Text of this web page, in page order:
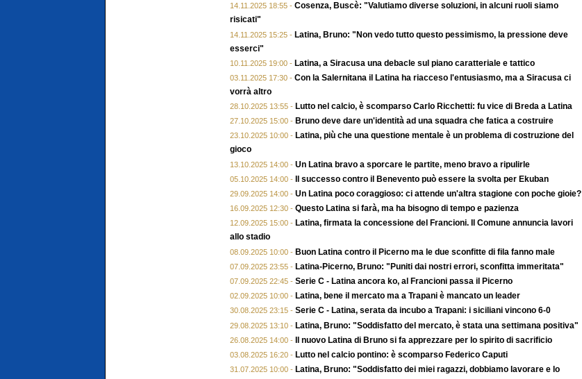
14.11.2025 18:55 - Cosenza, Buscè: "Valutiamo diverse soluzioni, in alcuni ruoli siamo
risicati"
14.11.2025 15:25 - Latina, Bruno: "Non vedo tutto questo pessimismo, la pressione deve
esserci"
10.11.2025 19:00 - Latina, a Siracusa una debacle sul piano caratteriale e tattico
03.11.2025 17:30 - Con la Salernitana il Latina ha riacceso l'entusiasmo, ma a Siracusa ci
vorrà altro
28.10.2025 13:55 - Lutto nel calcio, è scomparso Carlo Ricchetti: fu vice di Breda a Latina
27.10.2025 15:00 - Bruno deve dare un'identità ad una squadra che fatica a costruire
23.10.2025 10:00 - Latina, più che una questione mentale è un problema di costruzione del
gioco
13.10.2025 14:00 - Un Latina bravo a sporcare le partite, meno bravo a ripulirle
05.10.2025 14:00 - Il successo contro il Benevento può essere la svolta per Ekuban
29.09.2025 14:00 - Un Latina poco coraggioso: ci attende un'altra stagione con poche gioie?
16.09.2025 12:30 - Questo Latina si farà, ma ha bisogno di tempo e pazienza
12.09.2025 15:00 - Latina, firmata la concessione del Francioni. Il Comune annuncia lavori
allo stadio
08.09.2025 10:00 - Buon Latina contro il Picerno ma le due sconfitte di fila fanno male
07.09.2025 23:55 - Latina-Picerno, Bruno: "Puniti dai nostri errori, sconfitta immeritata"
07.09.2025 22:45 - Serie C - Latina ancora ko, al Francioni passa il Picerno
02.09.2025 10:00 - Latina, bene il mercato ma a Trapani è mancato un leader
30.08.2025 23:15 - Serie C - Latina, serata da incubo a Trapani: i siciliani vincono 6-0
29.08.2025 13:10 - Latina, Bruno: "Soddisfatto del mercato, è stata una settimana positiva"
26.08.2025 14:00 - Il nuovo Latina di Bruno si fa apprezzare per lo spirito di sacrificio
03.08.2025 16:20 - Lutto nel calcio pontino: è scomparso Federico Caputi
31.07.2025 10:00 - Latina, Bruno: "Soddisfatto dei miei ragazzi, dobbiamo lavorare e lo